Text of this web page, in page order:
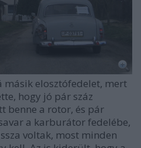
elosztófedelet, mert
hogy jó pár száz
benne a rotor, és pár
a karburátor fedelébe,
voltak, most minden